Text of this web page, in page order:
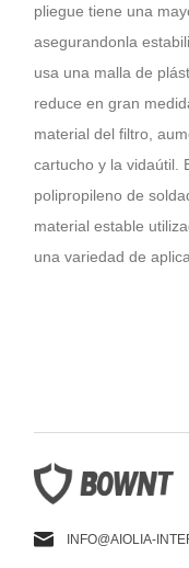
pliegue tiene una
asegurandonla
usa una malla de
reduce en gran
material del filtro,
cartucho y la vidaútil.
polipropileno de
material estable
una variedad de
INFO@AIOLIA-